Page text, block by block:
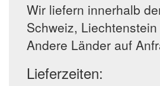
Wir liefern innerhalb
Schweiz,
Andere Länder auf
Lieferzeiten: